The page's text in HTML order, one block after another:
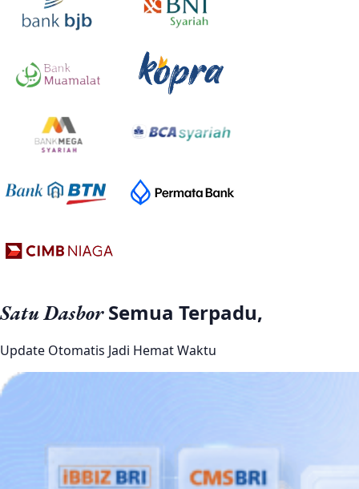
Satu DasborSemua Terpadu,
Update Otomatis Jadi Hemat Waktu